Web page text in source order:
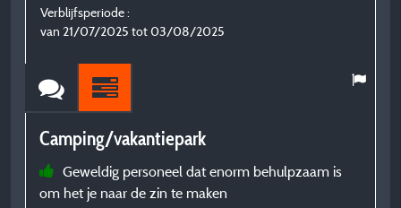
Verblijfsperiode :
van 21/07/2025 tot 03/08/2025
Camping/vakantiepark
Geweldig personeel dat enorm behulpzaam is
om het je naar de zin te maken